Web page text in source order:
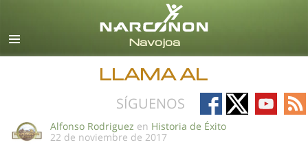
Español
Todas las Regiones/Idiomas
LLAMA AL
SÍGUENOS
Follow
on
Follow
on
Follow
on
on
Alfonso Rodriguez en Historia de Éxito
22 de noviembre de 2017